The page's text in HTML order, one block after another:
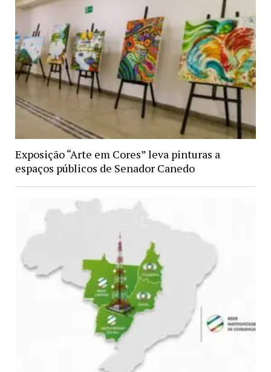
Exposição “Arte em Cores” leva pinturas a
espaços públicos de Senador Canedo